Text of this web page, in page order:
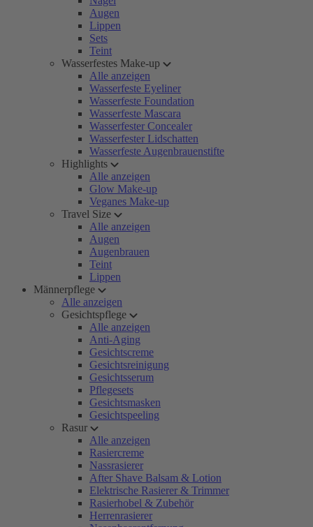
Augen
Lippen
Sets
Teint
Wasserfestes Make-up
Alle anzeigen
Wasserfeste Eyeliner
Wasserfeste Foundation
Wasserfeste Mascara
Wasserfester Concealer
Wasserfester Lidschatten
Wasserfeste Augenbrauenstifte
Highlights
Alle anzeigen
Glow Make-up
Veganes Make-up
Travel Size
Alle anzeigen
Augen
Augenbrauen
Teint
Lippen
Männerpflege
Alle anzeigen
Gesichtspflege
Alle anzeigen
Anti-Aging
Gesichtscreme
Gesichtsreinigung
Gesichtsserum
Pflegesets
Gesichtsmasken
Gesichtspeeling
Rasur
Alle anzeigen
Rasiercreme
Nassrasierer
After Shave Balsam & Lotion
Elektrische Rasierer & Trimmer
Rasierhobel & Zubehör
Herrenrasierer